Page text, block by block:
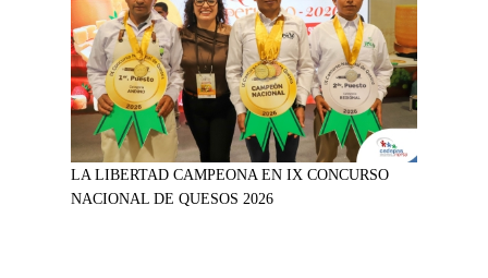
LA LIBERTAD CAMPEONA EN IX CONCURSO
NACIONAL DE QUESOS 2026